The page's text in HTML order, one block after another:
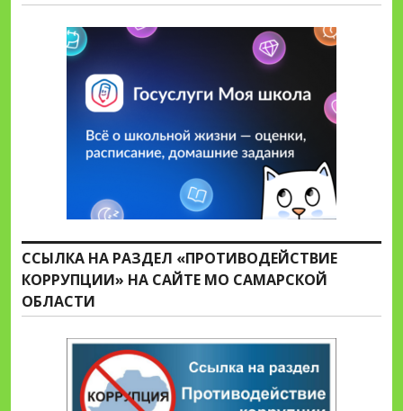
ССЫЛКА НА РАЗДЕЛ «ПРОТИВОДЕЙСТВИЕ
КОРРУПЦИИ» НА САЙТЕ МО САМАРСКОЙ
ОБЛАСТИ